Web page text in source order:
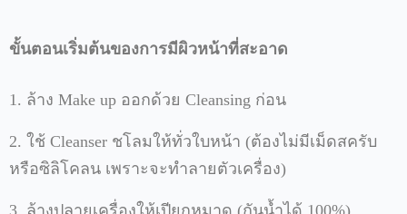
ขั้นตอนเริ่มต้นของการมีผิวหน้าที่สะอาด
1. ล้าง Make up ออกด้วย Cleansing ก่อน
2. ใช้ Cleanser ชโลมให้ทั่วใบหน้า (ต้องไม่มีเม็ดสครับ
หรือซิลิโคลน เพราะจะทำลายตัวเครื่อง)
3. ล้างปลายเครื่องให้เปียกหมาด (กันน้ำได้ 100%)